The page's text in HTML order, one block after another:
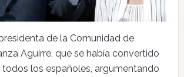
de la Comunidad de
Aguirre, que se había convertido
los españoles, argumentando